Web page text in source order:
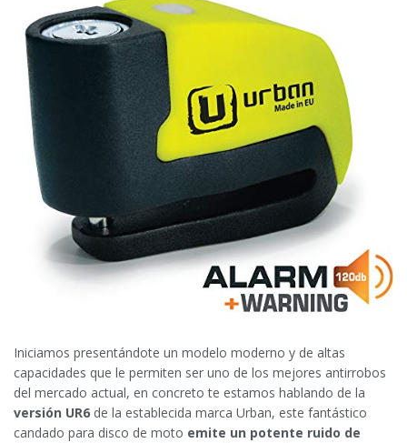
Iniciamos presentándote un modelo moderno y de altas
capacidades que le permiten ser uno de los mejores antirrobos
del mercado actual, en concreto te estamos hablando de la
versión UR6 de la establecida marca Urban, este fantástico
candado para disco de moto emite un potente ruido de